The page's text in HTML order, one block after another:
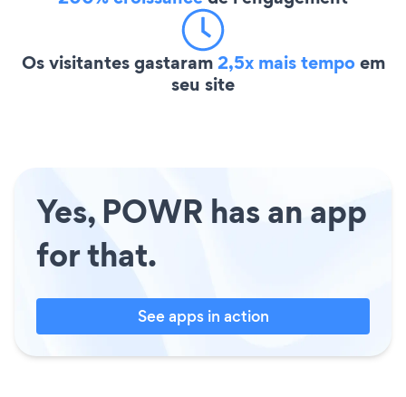
Os visitantes gastaram2,5x mais tempoem
seu site
Yes, POWR has an app
for that.
See apps in action